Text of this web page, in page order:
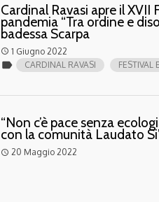
Cardinal Ravasi apre il
pandemia “Tra ordine e
badessa Scarpa
access_time 1 Giugno 2022
label CARDINAL RAVASI FESTIVAL
“Non c’è pace senza
con la comunità Laudato
access_time 20 Maggio 2022